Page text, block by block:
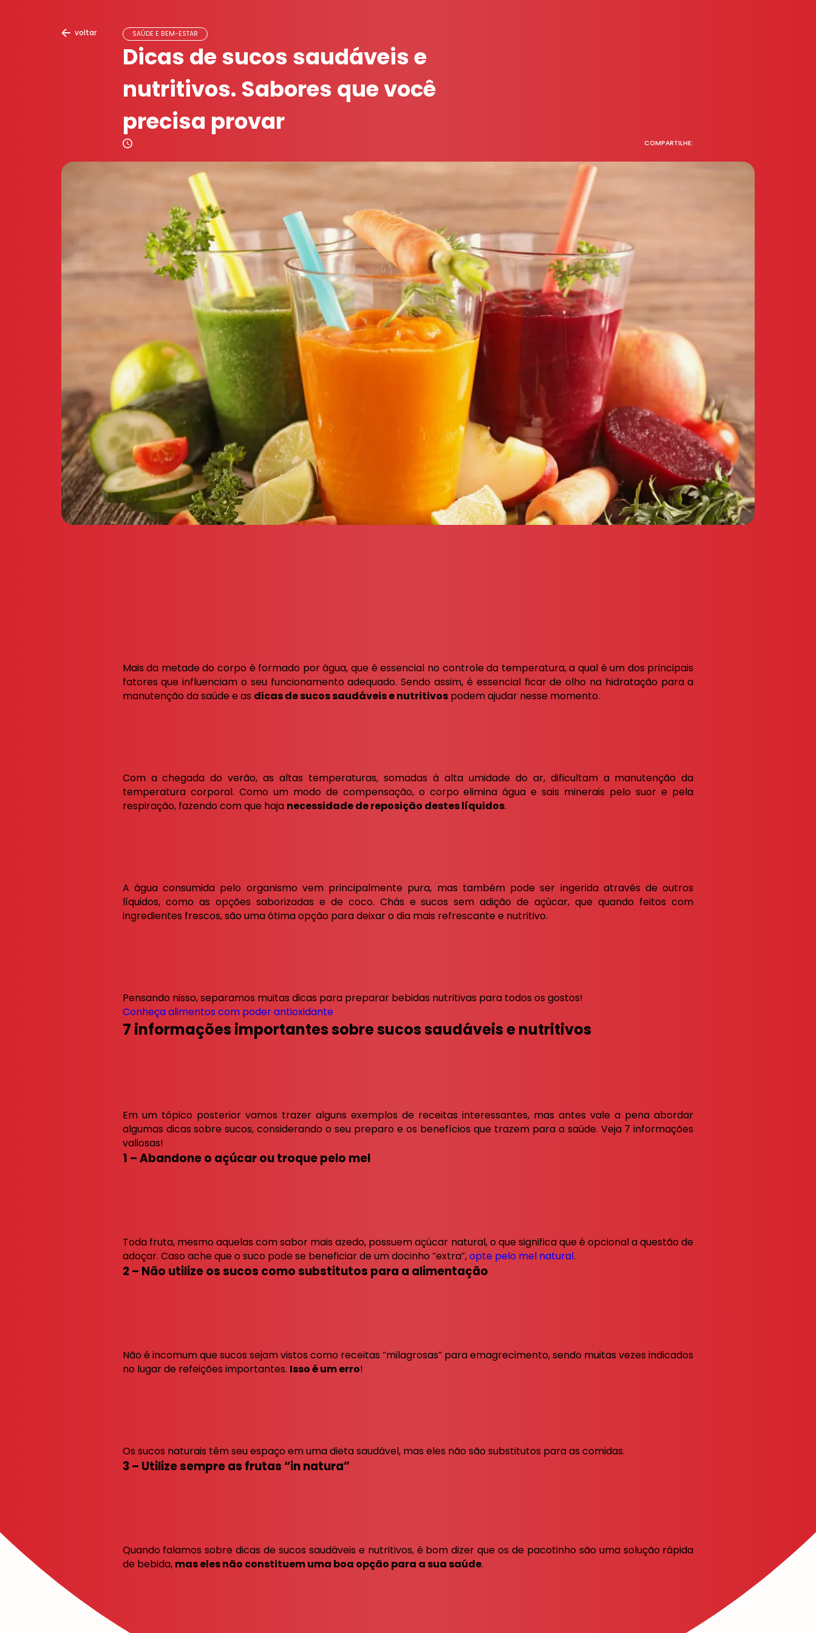
voltar SAÚDE E BEM-ESTAR
Dicas de sucos saudáveis e
nutritivos. Sabores que você
precisa provar
COMPARTILHE:
Mais da metade do corpo é formado por água, que é essencial no controle da temperatura, a qual é um dos principais
fatores que influenciam o seu funcionamento adequado. Sendo assim, é essencial ficar de olho na hidratação para a
manutenção da saúde e as dicas de sucos saudáveis e nutritivospodem ajudar nesse momento.
Com a chegada do verão, as altas temperaturas, somadas à alta umidade do ar, dificultam a manutenção da
temperatura corporal. Como um modo de compensação, o corpo elimina água e sais minerais pelo suor e pela
respiração, fazendo com que haja necessidade de reposição destes líquidos.
A água consumida pelo organismo vem principalmente pura, mas também pode ser ingerida através de outros
líquidos, como as opções saborizadas e de coco. Chás e sucos sem adição de açúcar, que quando feitos com
ingredientes frescos, são uma ótima opção para deixar o dia mais refrescante e nutritivo.
Pensando nisso, separamos muitas dicas para preparar bebidas nutritivas para todos os gostos!
Conheça alimentos com poder antioxidante
7 informações importantes sobre sucos saudáveis e nutritivos
Em um tópico posterior vamos trazer alguns exemplos de receitas interessantes, mas antes vale a pena abordar
algumas dicas sobre sucos, considerando o seu preparo e os benefícios que trazem para a saúde. Veja 7 informações
valiosas!
1 – Abandone o açúcar ou troque pelo mel
Toda fruta, mesmo aquelas com sabor mais azedo, possuem açúcar natural, o que significa que é opcional a questão de
adoçar. Caso ache que o suco pode se beneficiar de um docinho “extra”,opte pelo mel natural.
2 – Não utilize os sucos como substitutos para a alimentação
Não é incomum que sucos sejam vistos como receitas “milagrosas” para emagrecimento, sendo muitas vezes indicados
no lugar de refeições importantes. Isso é um erro!
Os sucos naturais têm seu espaço em uma dieta saudável, mas eles não são substitutos para as comidas.
3 – Utilize sempre as frutas “in natura”
Quando falamos sobre dicas de sucos saudáveis e nutritivos, é bom dizer que os de pacotinho são uma solução rápida
de bebida, mas eles não constituem uma boa opção para a sua saúde.